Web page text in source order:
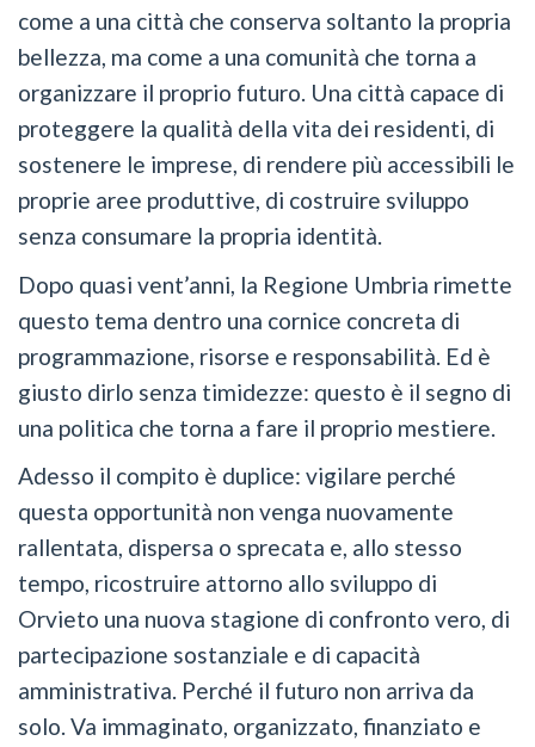
come a una città che conserva soltanto la propria
bellezza, ma come a una comunità che torna a
organizzare il proprio futuro. Una città capace di
proteggere la qualità della vita dei residenti, di
sostenere le imprese, di rendere più accessibili le
proprie aree produttive, di costruire sviluppo
senza consumare la propria identità.
Dopo quasi vent’anni, la Regione Umbria rimette
questo tema dentro una cornice concreta di
programmazione, risorse e responsabilità. Ed è
giusto dirlo senza timidezze: questo è il segno di
una politica che torna a fare il proprio mestiere.
Adesso il compito è duplice: vigilare perché
questa opportunità non venga nuovamente
rallentata, dispersa o sprecata e, allo stesso
tempo, ricostruire attorno allo sviluppo di
Orvieto una nuova stagione di confronto vero, di
partecipazione sostanziale e di capacità
amministrativa. Perché il futuro non arriva da
solo. Va immaginato, organizzato, finanziato e